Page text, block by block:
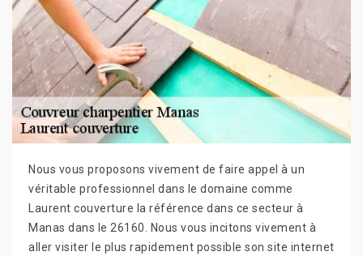
Nous vous proposons vivement de faire appel à un
véritable professionnel dans le domaine comme
Laurent couverture la référence dans ce secteur à
Manas dans le 26160. Nous vous incitons vivement à
aller visiter le plus rapidement possible son site internet